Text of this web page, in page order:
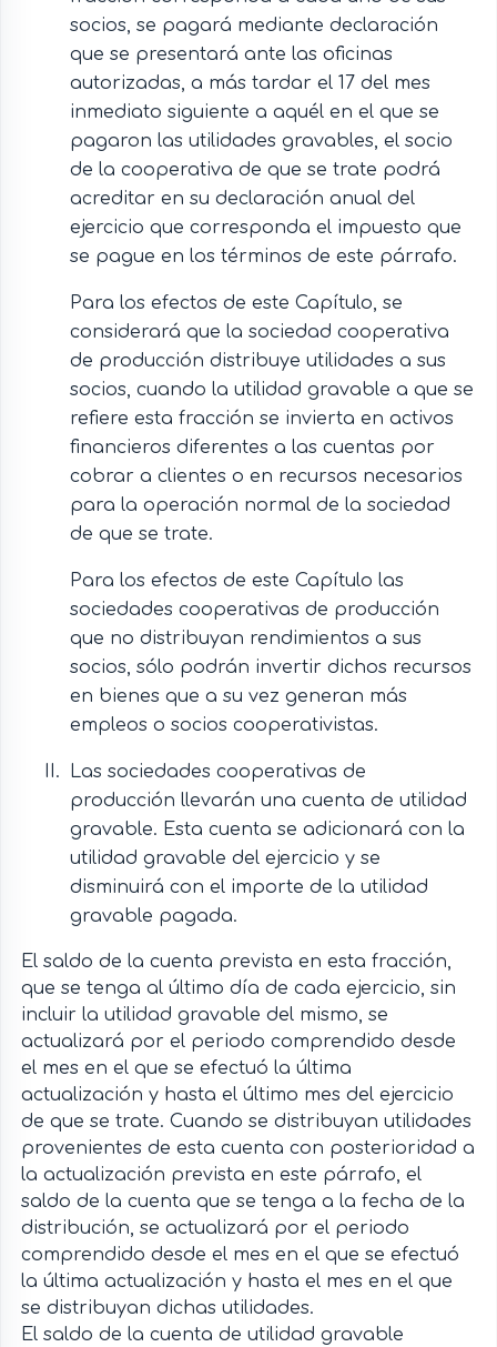
socios, se pagará mediante declaración
que se presentará ante las oficinas
autorizadas, a más tardar el 17 del mes
inmediato siguiente a aquél en el que se
pagaron las utilidades gravables, el socio
de la cooperativa de que se trate podrá
acreditar en su declaración anual del
ejercicio que corresponda el impuesto que
se pague en los términos de este párrafo.
Para los efectos de este Capítulo, se
considerará que la sociedad cooperativa
de producción distribuye utilidades a sus
socios, cuando la utilidad gravable a que se
refiere esta fracción se invierta en activos
financieros diferentes a las cuentas por
cobrar a clientes o en recursos necesarios
para la operación normal de la sociedad
de que se trate.
Para los efectos de este Capítulo las
sociedades cooperativas de producción
que no distribuyan rendimientos a sus
socios, sólo podrán invertir dichos recursos
en bienes que a su vez generan más
empleos o socios cooperativistas.
Las sociedades cooperativas de
producción llevarán una cuenta de utilidad
gravable. Esta cuenta se adicionará con la
utilidad gravable del ejercicio y se
disminuirá con el importe de la utilidad
gravable pagada.
El saldo de la cuenta prevista en esta fracción,
que se tenga al último día de cada ejercicio, sin
incluir la utilidad gravable del mismo, se
actualizará por el periodo comprendido desde
el mes en el que se efectuó la última
actualización y hasta el último mes del ejercicio
de que se trate. Cuando se distribuyan utilidades
provenientes de esta cuenta con posterioridad a
la actualización prevista en este párrafo, el
saldo de la cuenta que se tenga a la fecha de la
distribución, se actualizará por el periodo
comprendido desde el mes en el que se efectuó
la última actualización y hasta el mes en el que
se distribuyan dichas utilidades.
El saldo de la cuenta de utilidad gravable